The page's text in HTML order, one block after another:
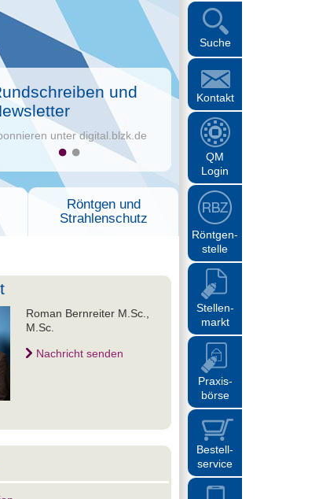
Suche
Kontakt
QM
Login
Röntgen-
stelle
Stellen-
markt
Praxis-
börse
Bestell-
service
und
unter digital.blzk.de
Röntgen und
Strahlenschutz
Roman Bernreiter M.Sc.,
M.Sc.
Nachricht senden